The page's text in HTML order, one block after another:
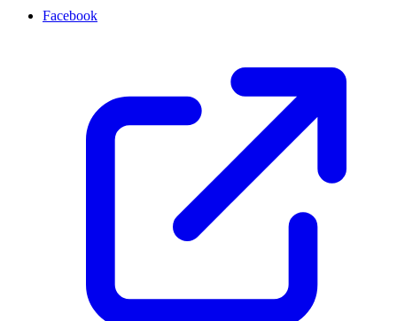
Facebook